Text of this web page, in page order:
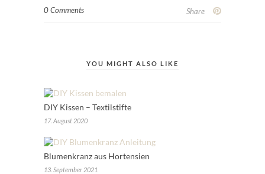
0 Comments Share
YOU MIGHT ALSO LIKE
DIY Kissen – Textilstifte
17. August 2020
Blumenkranz aus Hortensien
13. September 2021